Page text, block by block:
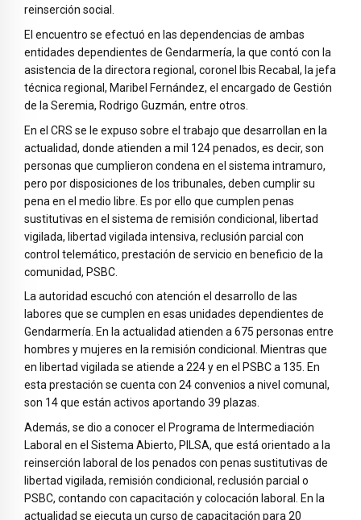
reinserción social.
El encuentro se efectuó en las dependencias de ambas
entidades dependientes de Gendarmería, la que contó con la
asistencia de la directora regional, coronel Ibis Recabal, la jefa
técnica regional, Maribel Fernández, el encargado de Gestión
de la Seremia, Rodrigo Guzmán, entre otros.
En el CRS se le expuso sobre el trabajo que desarrollan en la
actualidad, donde atienden a mil 124 penados, es decir, son
personas que cumplieron condena en el sistema intramuro,
pero por disposiciones de los tribunales, deben cumplir su
pena en el medio libre. Es por ello que cumplen penas
sustitutivas en el sistema de remisión condicional, libertad
vigilada, libertad vigilada intensiva, reclusión parcial con
control telemático, prestación de servicio en beneficio de la
comunidad, PSBC.
La autoridad escuchó con atención el desarrollo de las
labores que se cumplen en esas unidades dependientes de
Gendarmería. En la actualidad atienden a 675 personas entre
hombres y mujeres en la remisión condicional. Mientras que
en libertad vigilada se atiende a 224 y en el PSBC a 135. En
esta prestación se cuenta con 24 convenios a nivel comunal,
son 14 que están activos aportando 39 plazas.
Además, se dio a conocer el Programa de Intermediación
Laboral en el Sistema Abierto, PILSA, que está orientado a la
reinserción laboral de los penados con penas sustitutivas de
libertad vigilada, remisión condicional, reclusión parcial o
PSBC, contando con capacitación y colocación laboral. En la
actualidad se ejecuta un curso de capacitación para 20